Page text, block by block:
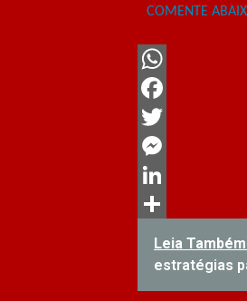
COMENTE
WhatsApp
Facebook
Twitter
Messenger
LinkedIn
Leia
estratégias